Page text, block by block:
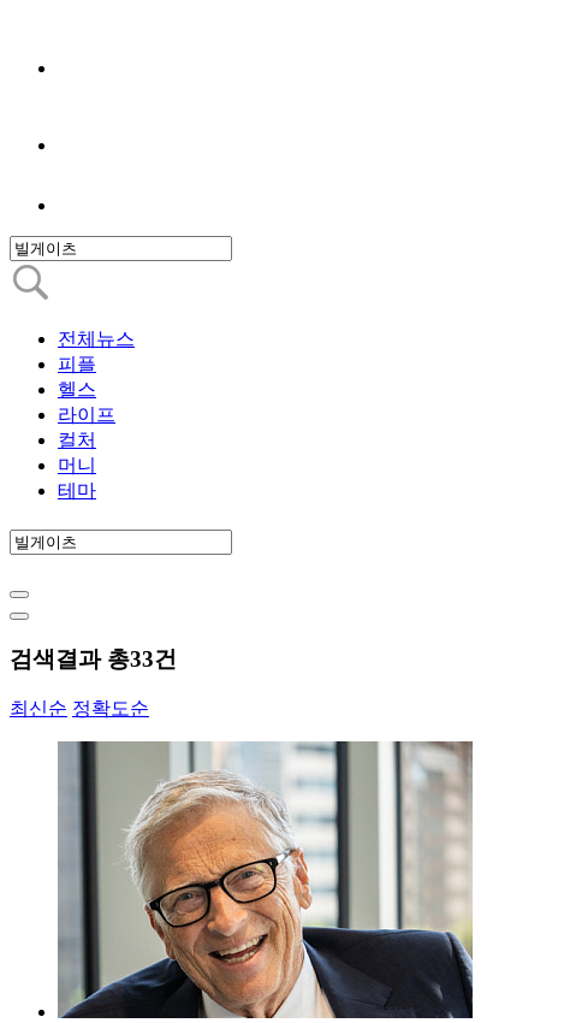
전체뉴스
피플
헬스
라이프
컬처
머니
테마
검색결과 총33건
최신순 정확도순